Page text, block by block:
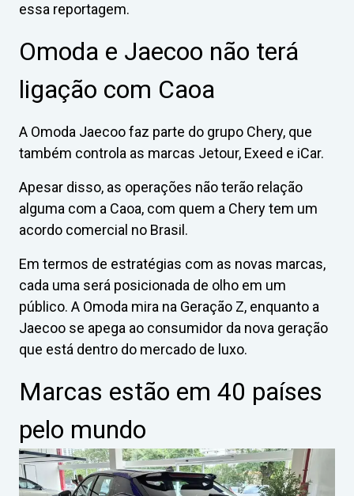
essa reportagem.
Omoda e Jaecoo não terá
ligação com Caoa
A Omoda Jaecoo faz parte do grupo Chery, que
também controla as marcas Jetour, Exeed e iCar.
Apesar disso, as operações não terão relação
alguma com a Caoa, com quem a Chery tem um
acordo comercial no Brasil.
Em termos de estratégias com as novas marcas,
cada uma será posicionada de olho em um
público. A Omoda mira na Geração Z, enquanto a
Jaecoo se apega ao consumidor da nova geração
que está dentro do mercado de luxo.
Marcas estão em 40 países
pelo mundo